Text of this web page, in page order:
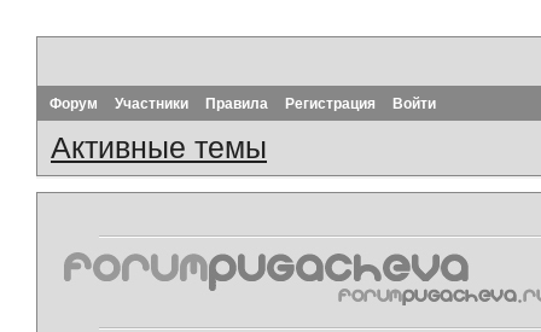
Форум Участники Правила Регистрация Войти
Активные темы